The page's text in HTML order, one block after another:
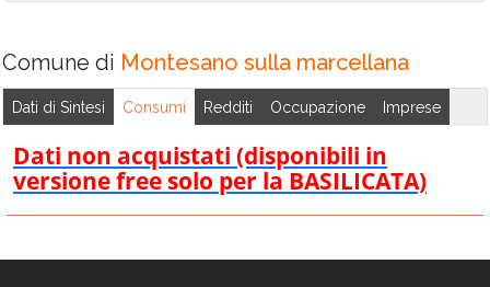
Casalbuono
Casaletto
Spartano
Giorgio
Monteforte
Cilento
sulla
Marcellana
Morigerati
Tanagro
San Rufo
San Valentino
Torio
Sant'Angelo a
Fasanella
Sant'Egidio del
Comune di Montesano sulla marcellana
Dati di Sintesi Consumi Redditi Occupazione Imprese
Dati non acquistati (disponibili in
versione free solo per la BASILICATA)